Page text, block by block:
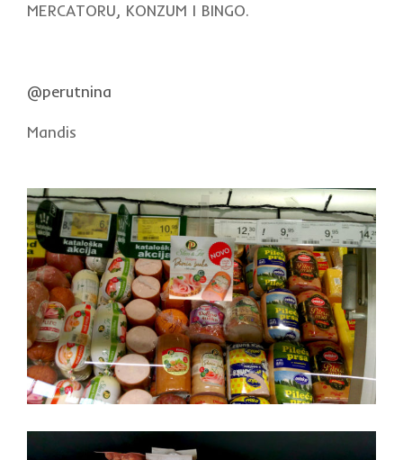
MERCATORU, KONZUM I BINGO.
@perutnina
Mandis